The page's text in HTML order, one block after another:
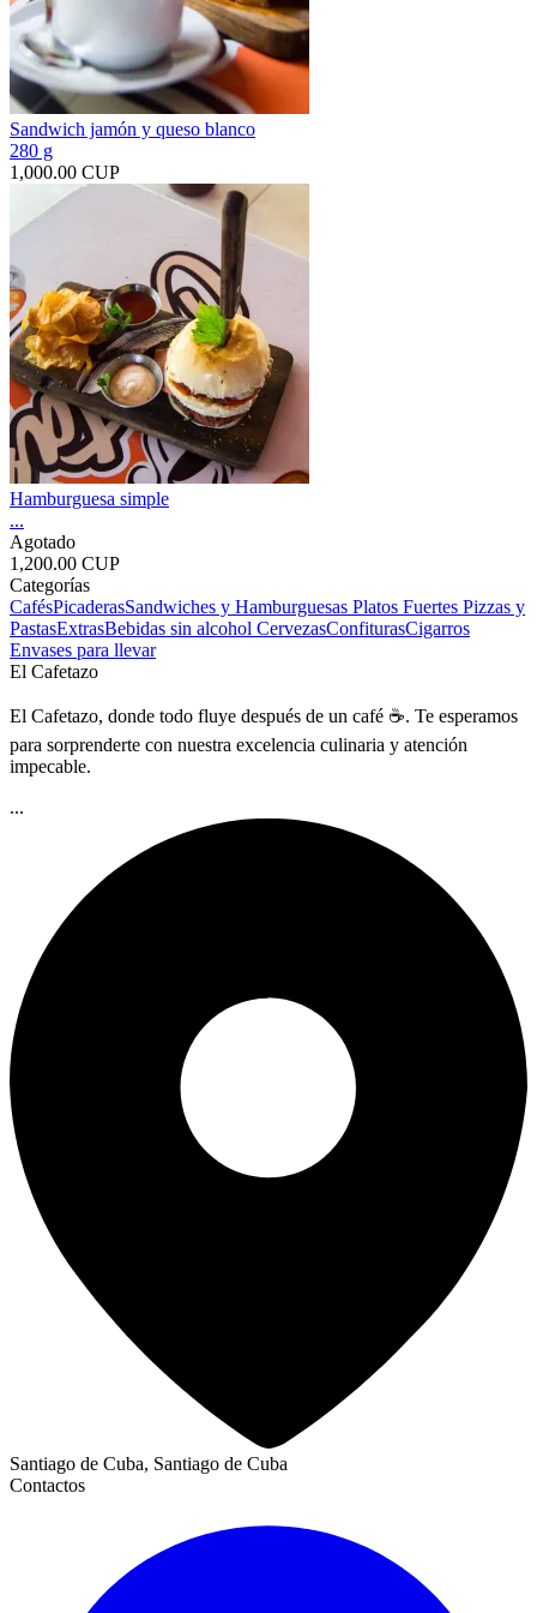
Sandwich jamón y queso blanco
280 g
1,000.00 CUP
Hamburguesa simple
...
Agotado
1,200.00 CUP
Categorías
CafésPicaderasSandwiches y Hamburguesas Platos Fuertes Pizzas y
PastasExtrasBebidas sin alcohol CervezasConfiturasCigarros
Envases para llevar
El Cafetazo
El Cafetazo, donde todo fluye después de un café ☕. Te esperamos
para sorprenderte con nuestra excelencia culinaria y atención
impecable.
...
Santiago de Cuba, Santiago de Cuba
Contactos